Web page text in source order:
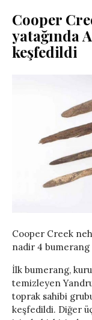
Cooper
yatağında
keşfedildi
Cooper Creek
nadir 4 bumerang
İlk bumerang,
temizleyen
toprak sahibi
keşfedildi. Diğer